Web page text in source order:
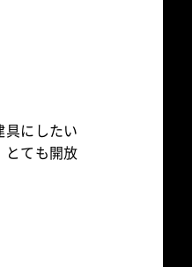
にしたい
とても開放